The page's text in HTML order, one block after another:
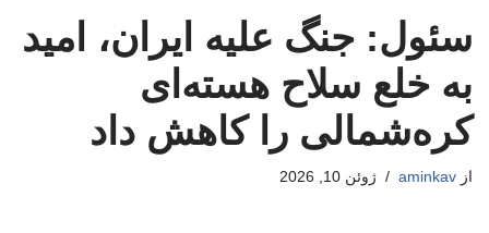
سئول: جنگ علیه ایران، امید
به خلع سلاح هسته‌ای
کره‌شمالی را کاهش داد
از aminkav ژوئن 10, 2026